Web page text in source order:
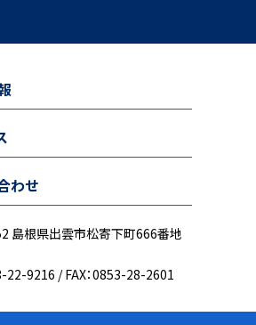
わせ
島根県出雲市松寄下町666番地
22-9216 / FAX：0853-28-2601